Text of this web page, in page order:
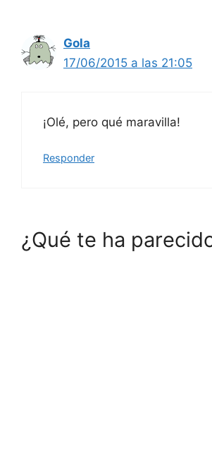
Gola
17/06/2015 a las 21:05
¡Olé, pero qué maravilla!
Responder
¿Qué te ha